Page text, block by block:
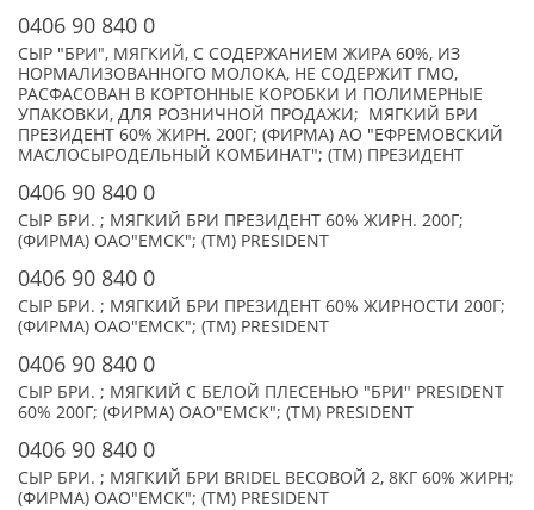
0406 90 840 0
СЫР "БРИ", МЯГКИЙ, С СОДЕРЖАНИЕМ ЖИРА 60%, ИЗ
НОРМАЛИЗОВАННОГО МОЛОКА, НЕ СОДЕРЖИТ ГМО,
РАСФАСОВАН В КОРТОННЫЕ КОРОБКИ И ПОЛИМЕРНЫЕ
УПАКОВКИ, ДЛЯ РОЗНИЧНОЙ ПРОДАЖИ; МЯГКИЙ БРИ
ПРЕЗИДЕНТ 60% ЖИРН. 200Г; (ФИРМА) АО "ЕФРЕМОВСКИЙ
МАСЛОСЫРОДЕЛЬНЫЙ КОМБИНАТ"; (TM) ПРЕЗИДЕНТ
0406 90 840 0
СЫР БРИ. ; МЯГКИЙ БРИ ПРЕЗИДЕНТ 60% ЖИРН. 200Г;
(ФИРМА) ОАО"ЕМСК"; (TM) PRESIDENT
0406 90 840 0
СЫР БРИ. ; МЯГКИЙ БРИ ПРЕЗИДЕНТ 60% ЖИРНОСТИ 200Г;
(ФИРМА) ОАО"ЕМСК"; (TM) PRESIDENT
0406 90 840 0
СЫР БРИ. ; МЯГКИЙ С БЕЛОЙ ПЛЕСЕНЬЮ "БРИ" PRESIDENT
60% 200Г; (ФИРМА) ОАО"ЕМСК"; (TM) PRESIDENT
0406 90 840 0
СЫР БРИ. ; МЯГКИЙ БРИ BRIDEL ВЕСОВОЙ 2, 8КГ 60% ЖИРН;
(ФИРМА) ОАО"ЕМСК"; (TM) PRESIDENT